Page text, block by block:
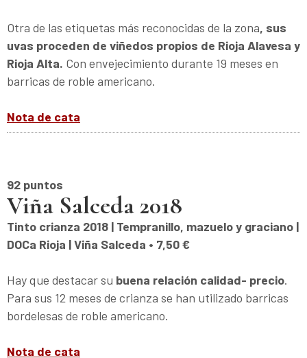
Otra de las etiquetas más reconocidas de la zona, sus
uvas proceden de viñedos propios de Rioja Alavesa y
Rioja Alta. Con envejecimiento durante 19 meses en
barricas de roble americano.
Nota de cata
92 puntos
Viña Salceda 2018
Tinto crianza 2018 | Tempranillo, mazuelo y graciano |
DOCa Rioja | Viña Salceda • 7,50 €
Hay que destacar su buena relación calidad- precio.
Para sus 12 meses de crianza se han utilizado barricas
bordelesas de roble americano.
Nota de cata